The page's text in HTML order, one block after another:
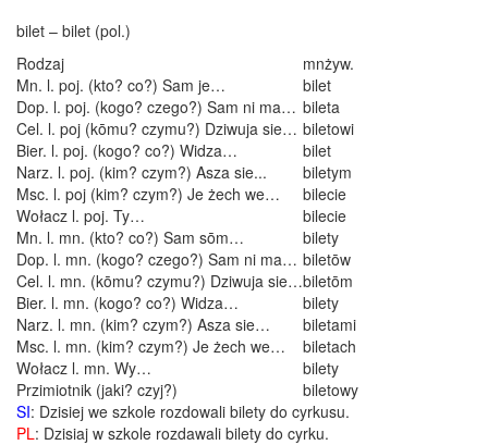
bilet – bilet (pol.)
Rodzaj
mnżyw.
Mn. l. poj. (kto? co?) Sam je…
bilet
Dop. l. poj. (kogo? czego?) Sam ni ma… bileta
Cel. l. poj (kōmu? czymu?) Dziwuja sie… biletowi
Bier. l. poj. (kogo? co?) Widza…
bilet
Narz. l. poj. (kim? czym?) Asza sie...
biletym
Msc. l. poj (kim? czym?) Je żech we…
bilecie
Wołacz l. poj. Ty…
bilecie
Mn. l. mn. (kto? co?) Sam sōm…
bilety
Dop. l. mn. (kogo? czego?) Sam ni ma… biletōw
Cel. l. mn. (kōmu? czymu?) Dziwuja sie…biletōm
Bier. l. mn. (kogo? co?) Widza…
bilety
Narz. l. mn. (kim? czym?) Asza sie…
biletami
Msc. l. mn. (kim? czym?) Je żech we…
biletach
Wołacz l. mn. Wy…
bilety
Przimiotnik (jaki? czyj?)
biletowy
SI: Dzisiej we szkole rozdowali bilety do cyrkusu.
PL: Dzisiaj w szkole rozdawali bilety do cyrku.